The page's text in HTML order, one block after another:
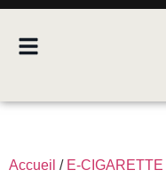
Accueil / E-CIGARETTE